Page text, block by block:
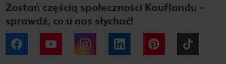
Zostań częścią społeczności Kauflandu –
sprawdź, co u nas słychać!
Facebook YouTube Instagram LinkedIn Pinterest